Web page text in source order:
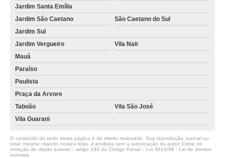
cursos cfc para habilitação São Salvador
Jardim Santa Emília
Jardim São Caetano
São Caetano do Sul
Jardim Sul
Jardim Vergueiro
Vila Nair
Mauá
Paraíso
Paulista
Praça da Arvore
Taboão
Vila São José
Vila Guarani
O conteúdo do texto desta página é de direito reservado. Sua reprodução, parcial ou
total, mesmo citando nossos links, é proibida sem a autorização do autor. Crime de
violação de direito autoral – artigo 184 do Código Penal – Lei 9610/98 - Lei de direitos
autorais